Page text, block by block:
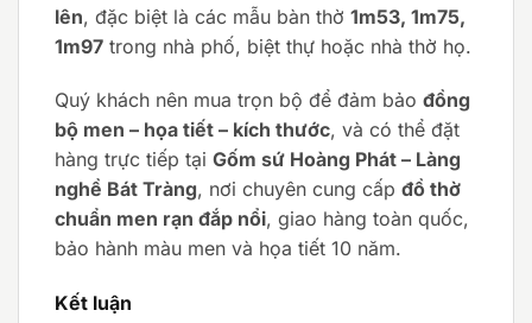
lên, đặc biệt là các mẫu bàn thờ 1m53, 1m75,
1m97 trong nhà phố, biệt thự hoặc nhà thờ họ.
Quý khách nên mua trọn bộ để đảm bảo đồng
bộ men – họa tiết – kích thước, và có thể đặt
hàng trực tiếp tại Gốm sứ Hoàng Phát – Làng
nghề Bát Tràng, nơi chuyên cung cấp đồ thờ
chuẩn men rạn đắp nổi, giao hàng toàn quốc,
bảo hành màu men và họa tiết 10 năm.
Kết luận